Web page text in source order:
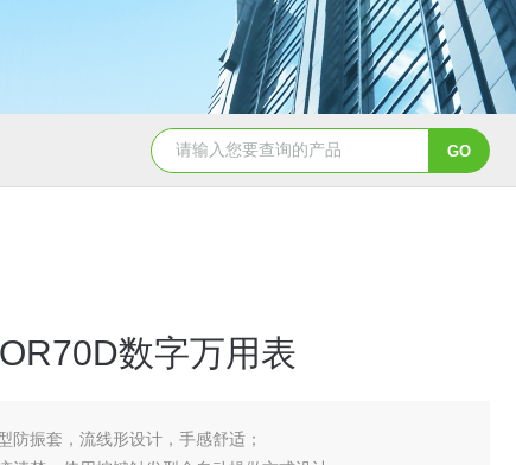
CL650余氯测定仪 DHX-A便
数字万用表
防振套，流线形设计，手感舒适；